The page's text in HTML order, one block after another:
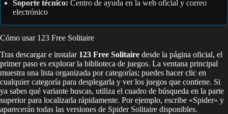
Soporte técnico: Centro de ayuda en la web oficial y correo
electrónico
Cómo usar 123 Free Solitaire
Tras descargar e instalar 123 Free Solitaire desde la página oficial, el
primer paso es explorar la biblioteca de juegos. La ventana principal
muestra una lista organizada por categorías; puedes hacer clic en
cualquier categoría para desplegarla y ver los juegos que contiene. Si
ya sabes qué variante buscas, utiliza el cuadro de búsqueda en la parte
superior para localizarla rápidamente. Por ejemplo, escribe «Spider» y
aparecerán todas las versiones de Spider Solitaire disponibles.